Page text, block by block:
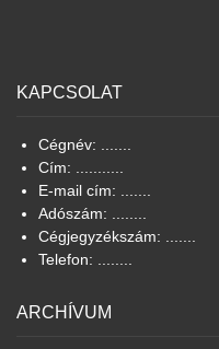
KAPCSOLAT
Cégnév: .......
Cím: ...........
E-mail cím: .......
Adószám: ........
Cégjegyzékszám: .......
Telefon: ........
ARCHÍVUM